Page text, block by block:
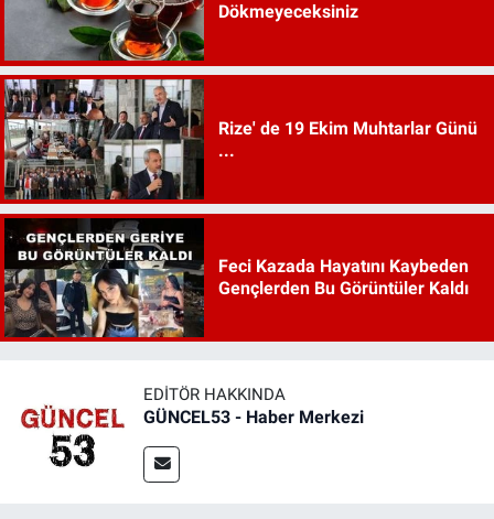
Dökmeyeceksiniz
Rize' de 19 Ekim Muhtarlar Günü
...
Feci Kazada Hayatını Kaybeden
Gençlerden Bu Görüntüler Kaldı
EDITÖR HAKKINDA
GÜNCEL53 - Haber Merkezi